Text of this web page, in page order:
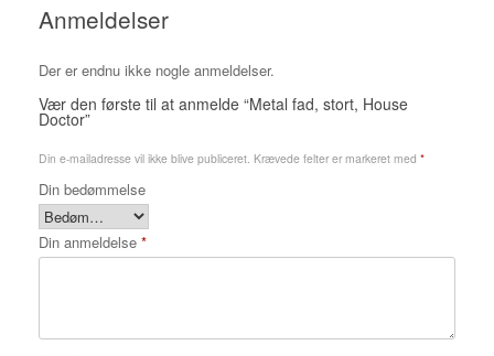
Anmeldelser
Der er endnu ikke nogle anmeldelser.
Vær den første til at anmelde “Metal fad, stort, House
Doctor”
Din e-mailadresse vil ikke blive publiceret. Krævede felter er markeret med *
Din bedømmelse
Din anmeldelse *